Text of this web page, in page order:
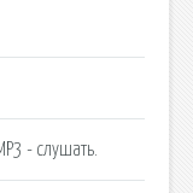
- слушать.